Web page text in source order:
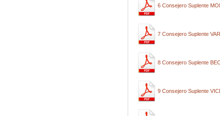
6 Consejero Suplente
7 Consejero Suplente
8 Consejero Suplente
9 Consejero Suplente